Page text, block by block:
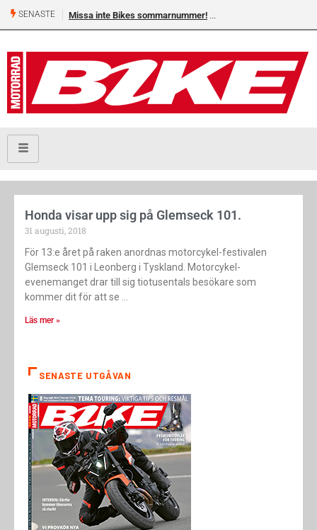
SENASTE Missa inte Bikes sommarnummer!
Honda visar upp sig på Glemseck 101.
31 augusti, 2018
För 13:e året på raken anordnas motorcykel-festivalen
Glemseck 101 i Leonberg i Tyskland. Motorcykel-
evenemanget drar till sig tiotusentals besökare som
kommer dit för att se
Läs mer »
SENASTE UTGÅVAN